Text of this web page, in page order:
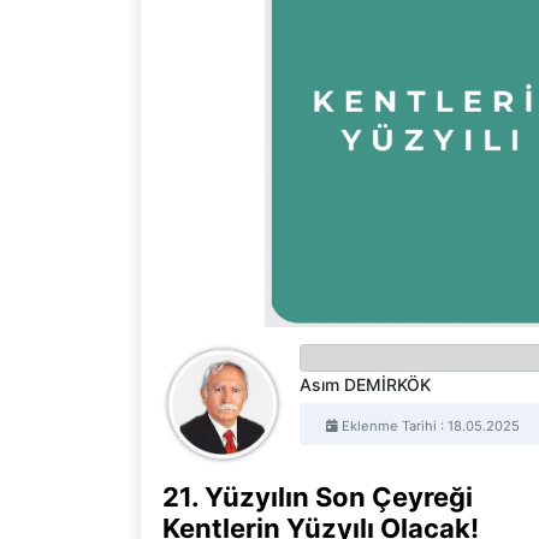
Asım DEMİRKÖK
Eklenme Tarihi : 18.05.2025
21. Yüzyılın Son Çeyreği
Kentlerin Yüzyılı Olacak!